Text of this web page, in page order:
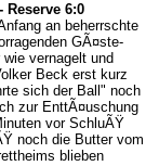
Reserve 6:0
an beherrschte
GÃ¤ste-
vernagelt und
Beck erst kurz
sich der Ball" noch
zur EnttÃ¤uschung
vor SchluÃŸ
noch die Butter vom
blieben